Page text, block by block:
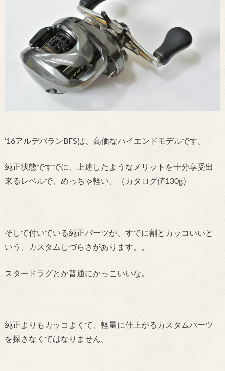
’16アルデバランBFSは、高価なハイエンドモデルです。
純正状態ですでに、上述したようなメリットを十分享受出
来るレベルで、めっちゃ軽い。（カタログ値130g）
そして付いている純正パーツが、すでに割とカッコいいと
いう、カスタムしづらさがあります。。
スタードラグとか普通にかっこいいな。
純正よりもカッコよくて、軽量に仕上がるカスタムパーツ
を探さなくてはなりません。